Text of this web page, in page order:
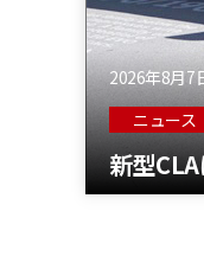
2026年8月7
ニュース
新型